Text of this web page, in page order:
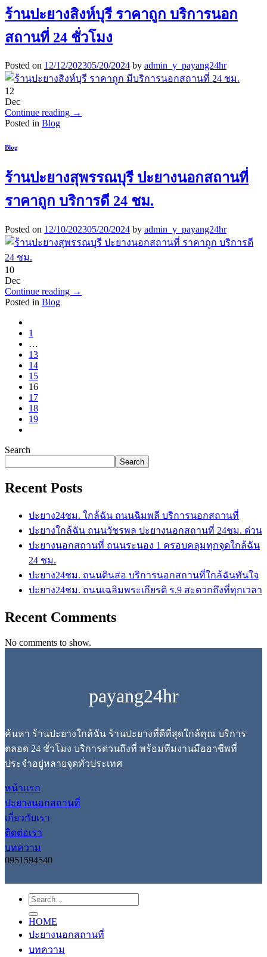
ร้านปะยางสิงห์บุรี ราคาถูก บริการนอก
สถานที่ 24 ชั่วโมง
Posted on 12/12/202305/20/2024 by admin_y_payang24hr
12
Dec
Continue reading →
Posted in Blog
Blog
ร้านปะยางสุพรรณบุรี ปะยางนอกสถานที่
ราคาถูก บริการดี 24 ชม.
Posted on 12/10/202305/20/2024 by admin_y_payang24hr
10
Dec
Continue reading →
Posted in Blog
1
…
13
14
15
16
17
18
19
Search
Search
Recent Posts
ปะยาง24ชม. ใกล้ฉัน ถนนฉิมพลี บริการนอกสถานที่
ปะยางใกล้ฉัน ถนนวัชรพล ปะยางนอกสถานที่ 24ชม. ด่วน
ปะยางนอกสถานที่ ถนนระนอง 1 ครอบคลุมทุกจุดใกล้ฉัน
24 ชม.
ปะยาง24ชม. ถนนดินสอ บริการนอกสถานที่ใกล้ฉันทันใจ
ปะยาง24ชม. ถนนเฉลิมพระเกียรติ ร.9 สะดวกถึงที่ทุกเวลา
Recent Comments
No comments to show.
payang24hr
ค้นหา ร้านปะยางใกล้ฉัน ร้านปะยางที่ดีที่สุดใกล้คุณ บริการ
ตลอด 24 ชั่วโมง บริการด่วนถึงที่ พร้อมทีมงานมืออาชีพที่
ประจำอยู่หลายจุดทั่วประเทศ
หน้าแรก
ปะยางนอกสถานที่
เกี่ยวกับเรา
ติดต่อเรา
บทความ
0951594540
HOME
ปะยางนอกสถานที่
บทความ